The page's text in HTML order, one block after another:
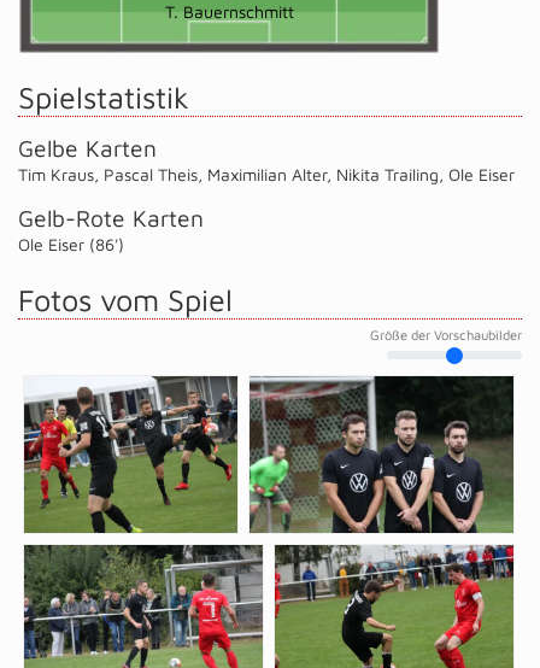
T. Bauernschmitt
Spielstatistik
Gelbe Karten
Tim Kraus, Pascal Theis, Maximilian Alter, Nikita Trailing, Ole Eiser
Gelb-Rote Karten
Ole Eiser (86')
Fotos vom Spiel
Größe der Vorschaubilder